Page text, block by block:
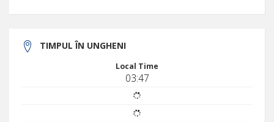
TIMPUL ÎN UNGHENI
Local Time
03:47